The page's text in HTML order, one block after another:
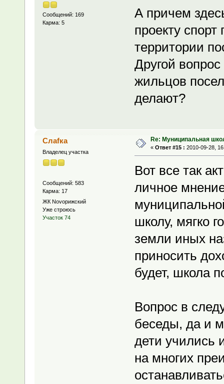
Сообщений: 169
Карма: 5
А причем
проекту
территории
Другой
жильцов
делают?
Слаfка
Владелец участка
Сообщений: 583
Карма: 17
ЖК Novoрижский
Уже строюсь
Участок 74
Re: Муниципальная
« Ответ #15 : 2010-09-28,
Вот все так
личное
школу, мягко
земли иных
приносить
будет, школа
Вопрос в
беседы, да и
дети учились
на многих